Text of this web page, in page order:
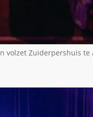
volzet Zuiderpershuis te